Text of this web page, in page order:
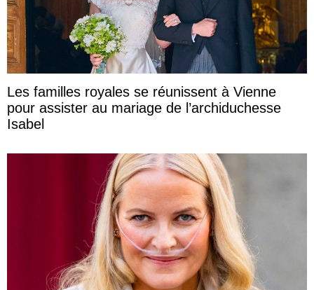
Les familles royales se réunissent à Vienne
pour assister au mariage de l’archiduchesse
Isabel